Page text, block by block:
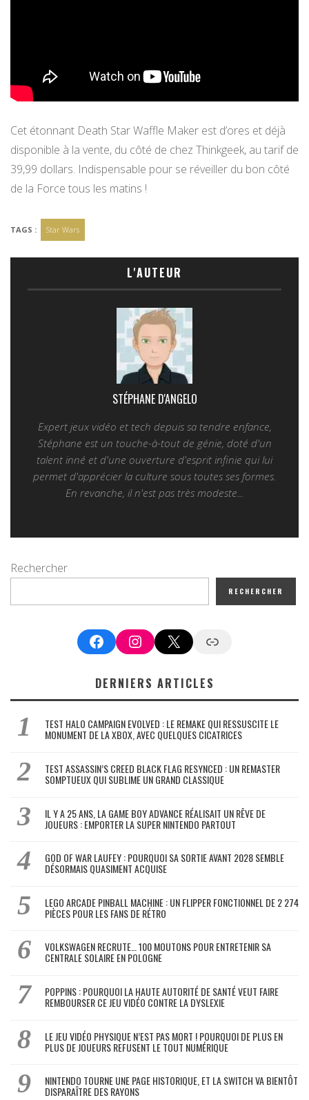
Cet étonnant Death Star Waffle Maker est d’ores et déjà
disponible à la vente, du côté de chez Thinkgeek, au tarif de
39,99 dollars. Indispensable pour se réveiller du bon côté
de la Force tous les matins !
TAGS : Star Wars
L'AUTEUR
STÉPHANE D'ANGELO
Expert jeux vidéo et tech depuis sa tendre enfance,
Stéphane est un touche-à-tout de génie, doté d'un
talent inné et d'une ouverture d'esprit infinie qui lui
permet d'apprécier la culture sous toutes ses formes.
En revanche, il n'est pas très modeste...
Rechercher
RECHERCHER
FacebookInstagram
X Google News
DERNIERS ARTICLES
TEST HALO CAMPAIGN EVOLVED : LE REMAKE QUI RESSUSCITE LE
MONUMENT DE LA XBOX, AVEC QUELQUES CICATRICES
TEST ASSASSIN’S CREED BLACK FLAG RESYNCED : UN REMASTER
SOMPTUEUX QUI SUBLIME UN GRAND CLASSIQUE
IL Y A 25 ANS, LA GAME BOY ADVANCE RÉALISAIT UN RÊVE DE
JOUEURS : EMPORTER LA SUPER NINTENDO PARTOUT
GOD OF WAR LAUFEY : POURQUOI SA SORTIE AVANT 2028 SEMBLE
DÉSORMAIS QUASIMENT ACQUISE
LEGO ARCADE PINBALL MACHINE : UN FLIPPER FONCTIONNEL DE 2 274
PIÈCES POUR LES FANS DE RÉTRO
VOLKSWAGEN RECRUTE… 100 MOUTONS POUR ENTRETENIR SA
CENTRALE SOLAIRE EN POLOGNE
POPPINS : POURQUOI LA HAUTE AUTORITÉ DE SANTÉ VEUT FAIRE
REMBOURSER CE JEU VIDÉO CONTRE LA DYSLEXIE
LE JEU VIDÉO PHYSIQUE N’EST PAS MORT ! POURQUOI DE PLUS EN
PLUS DE JOUEURS REFUSENT LE TOUT NUMÉRIQUE
NINTENDO TOURNE UNE PAGE HISTORIQUE, ET LA SWITCH VA BIENTÔT
DISPARAÎTRE DES RAYONS